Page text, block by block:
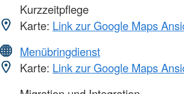
Kurzzeitpflege
Karte: Link zur Google Maps
Menübringdienst
Karte: Link zur Google Maps